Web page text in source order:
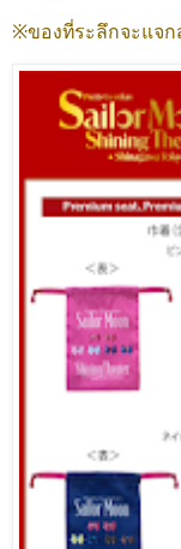
※ของที่ระลึกจะแจ